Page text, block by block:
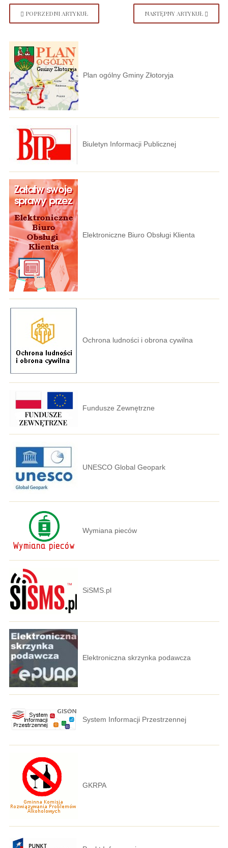
POPRZEDNI ARTYKUŁ NASTĘPNY ARTYKUŁ
Plan ogólny Gminy Złotoryja
Biuletyn Informacji Publicznej
Elektroniczne Biuro Obsługi Klienta
Ochrona ludności i obrona cywilna
Fundusze Zewnętrzne
UNESCO Global Geopark
Wymiana pieców
SiSMS.pl
Elektroniczna skrzynka podawcza
System Informacji Przestrzennej
GKRPA